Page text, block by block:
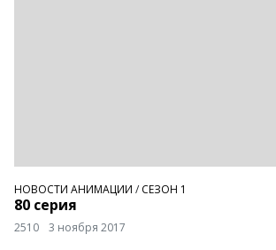
НОВОСТИ АНИМАЦИИ / СЕЗОН 1
80 серия
2510 3 ноября 2017